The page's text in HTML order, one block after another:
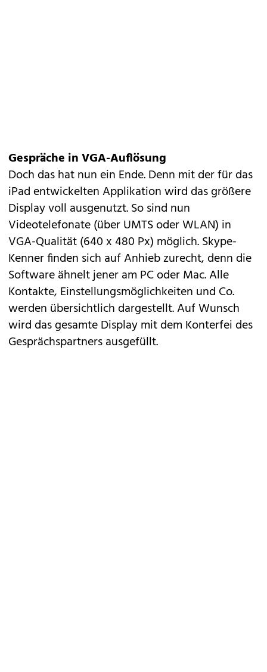
Gespräche in VGA-Auflösung
Doch das hat nun ein Ende. Denn mit der für das
iPad entwickelten Applikation wird das größere
Display voll ausgenutzt. So sind nun
Videotelefonate (über UMTS oder WLAN) in
VGA-Qualität (640 x 480 Px) möglich. Skype-
Kenner finden sich auf Anhieb zurecht, denn die
Software ähnelt jener am PC oder Mac. Alle
Kontakte, Einstellungsmöglichkeiten und Co.
werden übersichtlich dargestellt. Auf Wunsch
wird das gesamte Display mit dem Konterfei des
Gesprächspartners ausgefüllt.